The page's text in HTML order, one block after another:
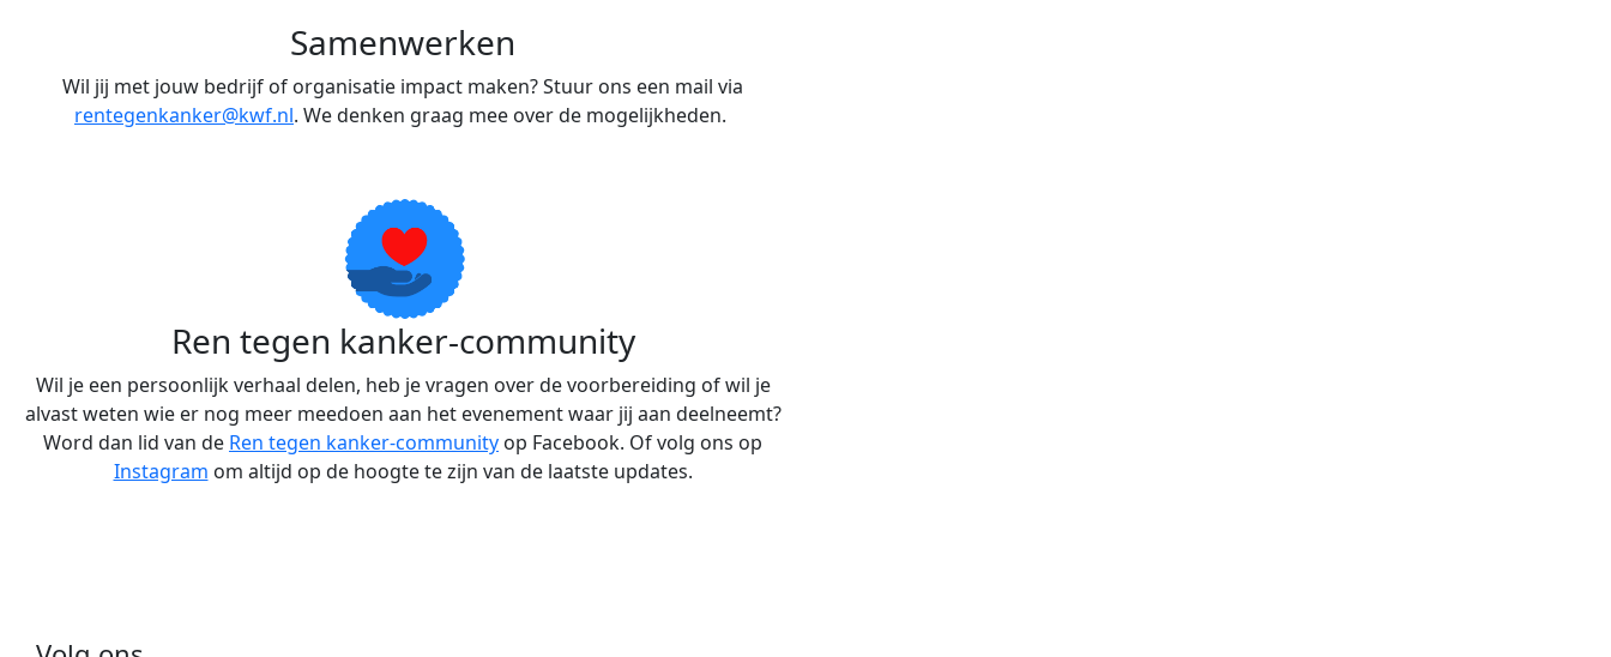
Samenwerken
Wil jij met jouw bedrijf of organisatie impact maken? Stuur ons een mail via
rentegenkanker@kwf.nl. We denken graag mee over de mogelijkheden.
Ren tegen kanker-community
Wil je een persoonlijk verhaal delen, heb je vragen over de voorbereiding of wil je
alvast weten wie er nog meer meedoen aan het evenement waar jij aan deelneemt?
Word dan lid van de Ren tegen kanker-community op Facebook. Of volg ons op
Instagram om altijd op de hoogte te zijn van de laatste updates.